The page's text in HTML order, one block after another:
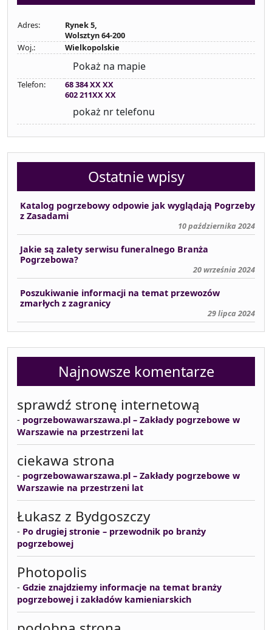
Adres:
Rynek 5,
Wolsztyn 64-200
Woj.:
Wielkopolskie
Pokaż na mapie
Telefon:
68 384 XX XX
602 211XX XX
pokaż nr telefonu
Ostatnie wpisy
Katalog pogrzebowy odpowie jak wyglądają Pogrzeby
z Zasadami
10 października 2024
Jakie są zalety serwisu funeralnego Branża
Pogrzebowa?
20 września 2024
Poszukiwanie informacji na temat przewozów
zmarłych z zagranicy
29 lipca 2024
Najnowsze komentarze
sprawdź stronę internetową
- pogrzebowawarszawa.pl – Zakłady pogrzebowe w
Warszawie na przestrzeni lat
ciekawa strona
- pogrzebowawarszawa.pl – Zakłady pogrzebowe w
Warszawie na przestrzeni lat
Łukasz z Bydgoszczy
- Po drugiej stronie – przewodnik po branży
pogrzebowej
Photopolis
- Gdzie znajdziemy informacje na temat branży
pogrzebowej i zakładów kamieniarskich